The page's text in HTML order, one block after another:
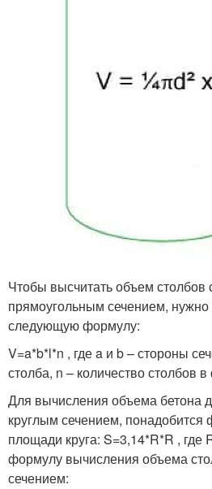
Чтобы высчитать объем столбов
прямоугольным сечением, нужно
следующую формулу:
V=a*b*l*n , где a и b – стороны
столба, n – количество столбов
Для вычисления объема бетона
круглым сечением,
площади круга: S=3,14*R*R , где
формулу вычисления объема
сечением: